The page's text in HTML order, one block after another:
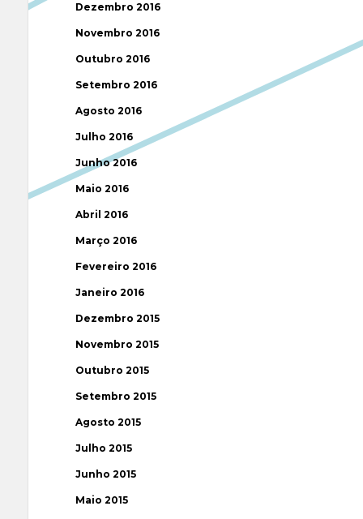
Dezembro 2016
Novembro 2016
Outubro 2016
Setembro 2016
Agosto 2016
Julho 2016
Junho 2016
Maio 2016
Abril 2016
Março 2016
Fevereiro 2016
Janeiro 2016
Dezembro 2015
Novembro 2015
Outubro 2015
Setembro 2015
Agosto 2015
Julho 2015
Junho 2015
Maio 2015